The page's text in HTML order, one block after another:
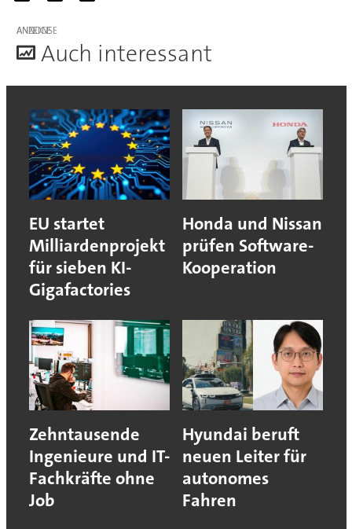
ANZEIGE
Auch interessant
EU startet
Milliardenprojekt
für sieben KI-
Gigafactories
Honda und Nissan
prüfen Software-
Kooperation
Zehntausende
Ingenieure und IT-
Fachkräfte ohne
Job
Hyundai beruft
neuen Leiter für
autonomes
Fahren